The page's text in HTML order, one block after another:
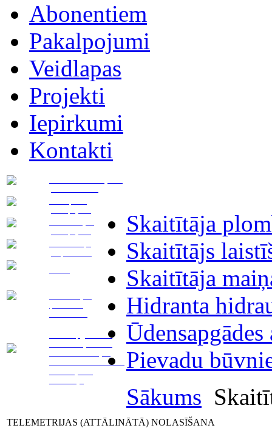
Abonentiem
Pakalpojumi
Veidlapas
Projekti
Iepirkumi
Kontakti
Ūdensapgādes un
vietas norobežošana.
Skaitītāja
Skaitītājs
Skaitītāja
Hidranta
Pievadu
Sākums
TELEMETRIJAS (ATTĀLINĀTĀ) NOLASĪŠANA